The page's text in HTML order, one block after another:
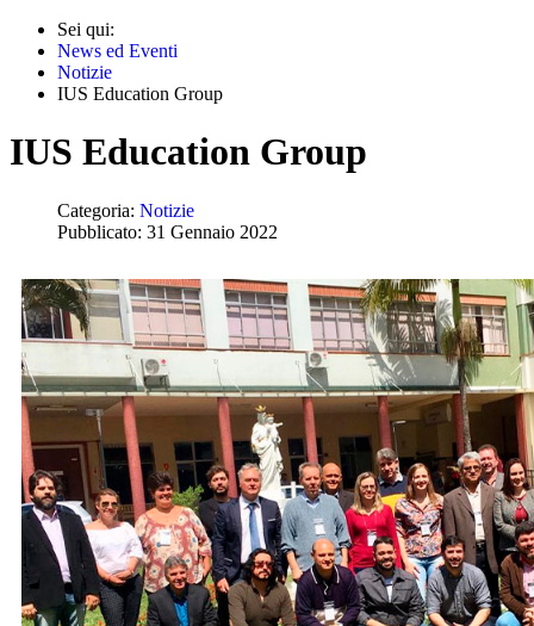
Sei qui:
News ed Eventi
Notizie
IUS Education Group
IUS Education Group
Categoria: Notizie
Pubblicato: 31 Gennaio 2022